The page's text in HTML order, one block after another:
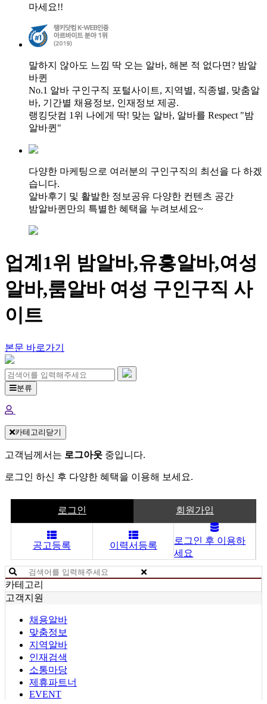
마세요!!
말하지 않아도 느낌 딱 오는 알바, 해본 적 없다면? 밤알
바퀸
No.1 알바 구인구직 포털사이트, 지역별, 직종별, 맞춤알
바, 기간별 채용정보, 인재정보 제공.
랭킹닷컴 1위 나에게 딱! 맞는 알바, 알바를 Respect "밤
알바퀸"
다양한 마케팅으로 여러분의 구인구직의 최선을 다 하겠
습니다.
알바후기 및 활발한 정보공유 다양한 컨텐츠 공간
밤알바퀸만의 특별한 혜택을 누려보세요~
업계1위 밤알바,유흥알바,여성
알바,룸알바 여성 구인구직 사
이트
본문 바로가기
분류
카테고리닫기
고객님께서는 로그아웃 중입니다.
로그인 하신 후 다양한 혜택을 이용해 보세요.
로그인 회원가입
공고등록 이력서등록
로그인 후 이용하
세요
카테고리
고객지원
채용알바
맞춤정보
지역알바
인재검색
소통마당
제휴파트너
EVENT